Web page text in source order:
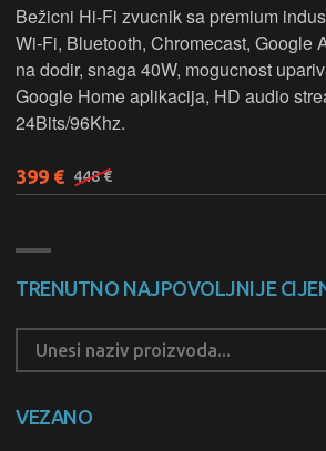
Bežicni Hi-Fi zvucnik sa premium
Wi-Fi, Bluetooth, Chromecast, Google
na dodir, snaga 40W, mogucnost
Google Home aplikacija, HD audio
24Bits/96Khz.
399 € 448 €
TRENUTNO NAJPOVOLJNIJE
VEZANO